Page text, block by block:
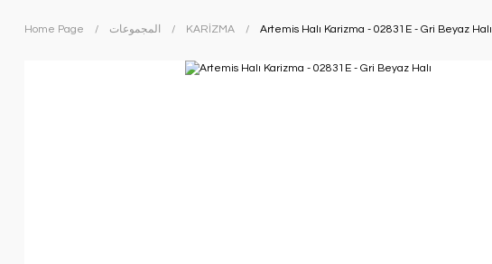
Home Page المجموعات KARİZMA Artemis Halı Karizma - 02831E - Gri Beyaz Halı